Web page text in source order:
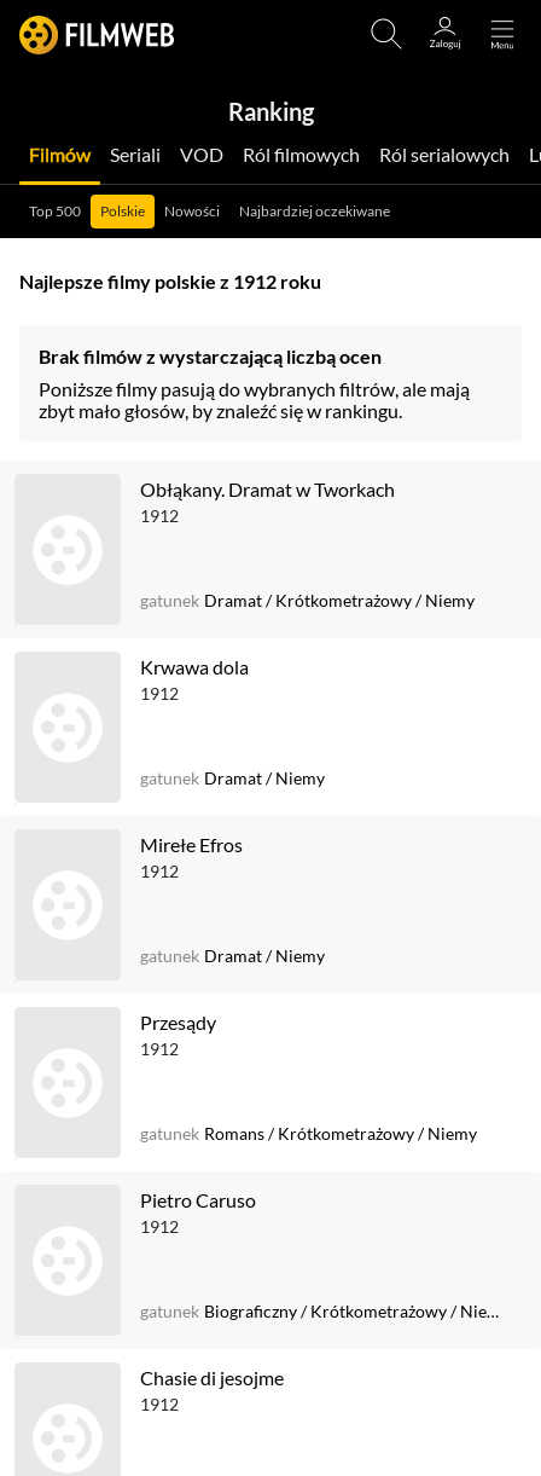
Ranking
Filmów Seriali VOD Ról filmowych Ról serialowych
Top 500 Polskie Nowości Najbardziej oczekiwane
Najlepsze filmy polskie z 1912 roku
Brak filmów z wystarczającą liczbą ocen
Poniższe filmy pasują do wybranych filtrów, ale mają
zbyt mało głosów, by znaleźć się w rankingu.
Obłąkany. Dramat w Tworkach
1912
gatunek Dramat/Krótkometrażowy/Niemy
Krwawa dola
1912
gatunek Dramat/Niemy
Mirełe Efros
1912
gatunek Dramat/Niemy
Przesądy
1912
gatunek Romans/Krótkometrażowy/Niemy
Pietro Caruso
1912
gatunek Biograficzny/Krótkometrażowy/Niemy
Chasie di jesojme
1912